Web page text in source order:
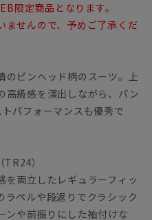
限定商品となります。
せんので、予めご了承くだ
のピンヘッド柄のスーツ。上
高級感を演出しながら、パン
パフォーマンスも優秀で
）
を両立したレギュラーフィッ
ラペルや段返りでクラシック
ンや前振りにした袖付けな